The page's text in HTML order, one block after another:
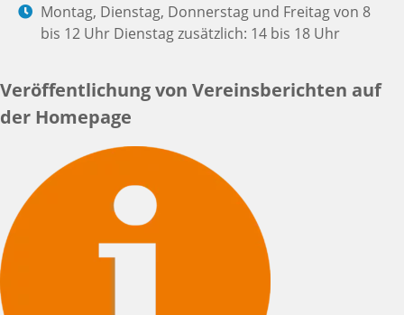
Montag, Dienstag, Donnerstag und Freitag von 8
bis 12 Uhr Dienstag zusätzlich: 14 bis 18 Uhr
Veröffentlichung von Vereinsberichten auf
der Homepage